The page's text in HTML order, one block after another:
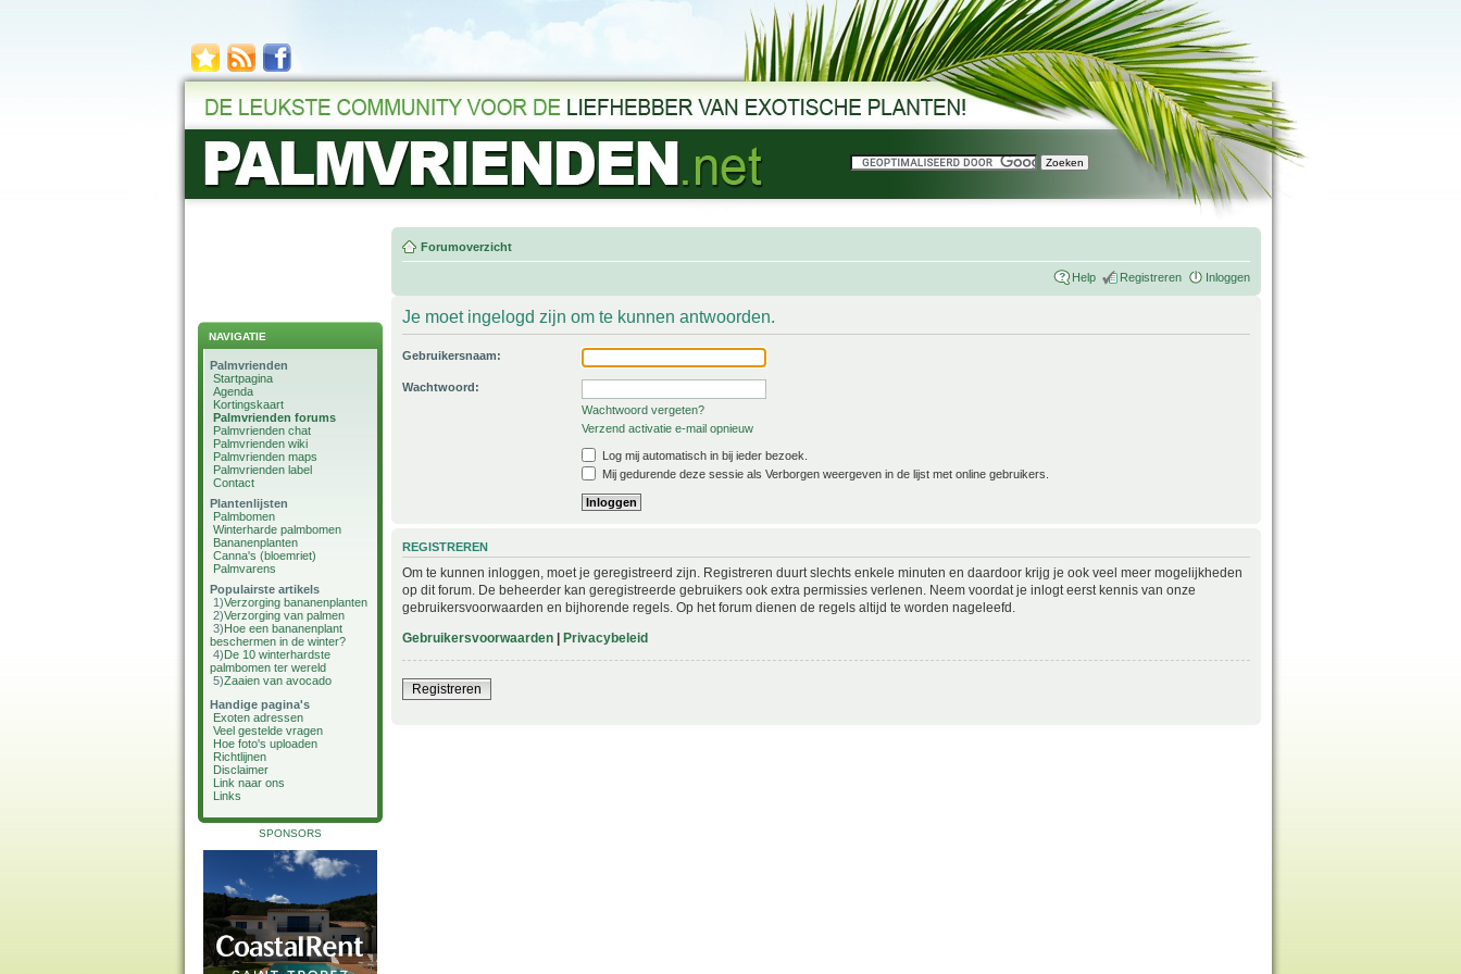
NAVIGATIE
Palmvrienden
Startpagina
Agenda
Kortingskaart
Palmvrienden forums
Palmvrienden chat
Palmvrienden wiki
Palmvrienden maps
Palmvrienden label
Contact
Plantenlijsten
Palmbomen
Winterharde palmbomen
Bananenplanten
Canna's (bloemriet)
Palmvarens
Populairste artikels
1)Verzorging bananenplanten
2)Verzorging van palmen
3)Hoe een bananenplant
beschermen in de winter?
4)De 10 winterhardste
palmbomen ter wereld
5)Zaaien van avocado
Handige pagina's
Exoten adressen
Veel gestelde vragen
Hoe foto's uploaden
Richtlijnen
Disclaimer
Link naar ons
Links
SPONSORS
Forumoverzicht
Help Registreren Inloggen
Je moet ingelogd zijn om te kunnen antwoorden.
Gebruikersnaam:
Wachtwoord:
Wachtwoord vergeten?
Verzend activatie e-mail opnieuw
Log mij automatisch in bij ieder bezoek.
Mij gedurende deze sessie als Verborgen weergeven in de lijst met online gebruikers.
REGISTREREN
Om te kunnen inloggen, moet je geregistreerd zijn. Registreren duurt slechts enkele minuten en daardoor krijg je ook veel meer mogelijkheden
op dit forum. De beheerder kan geregistreerde gebruikers ook extra permissies verlenen. Neem voordat je inlogt eerst kennis van onze
gebruikersvoorwaarden en bijhorende regels. Op het forum dienen de regels altijd te worden nageleefd.
Gebruikersvoorwaarden | Privacybeleid
Registreren